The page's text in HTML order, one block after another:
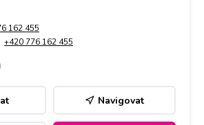
162 455
+420 776 162 455
Navigovat